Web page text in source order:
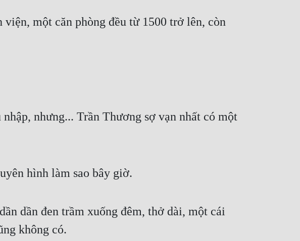
một căn phòng đều từ 1500 trở lên, còn
nhưng... Trần Thương sợ vạn nhất có một
hình làm sao bây giờ.
dần đen trầm xuống đêm, thở dài, một cái
không có.